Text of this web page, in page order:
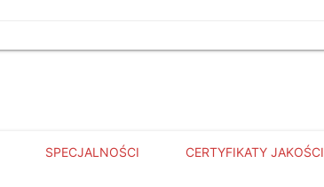
SPECJALNOŚCI CERTYFIKATY JAKOŚCI